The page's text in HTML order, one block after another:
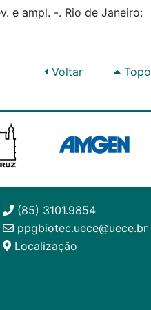
e ampl. -. Rio de Janeiro:
Voltar
Topo
(85) 3101.9854
ppgbiotec.uece@uece.br
Localização